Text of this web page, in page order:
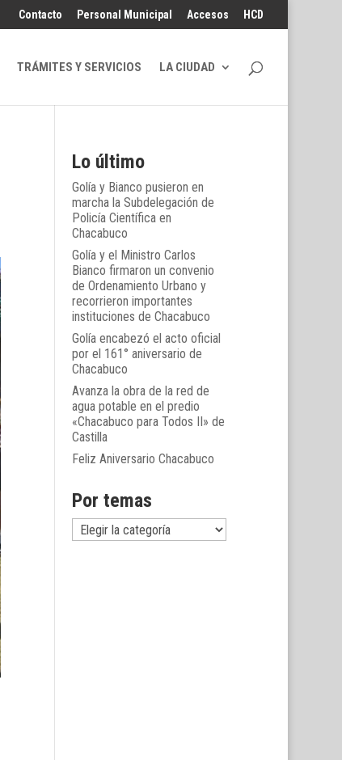
Contacto Personal Municipal Accesos HCD
TRÁMITES Y SERVICIOS LA CIUDAD
Lo último
Golía y Bianco pusieron en
marcha la Subdelegación de
Policía Científica en
Chacabuco
Golía y el Ministro Carlos
Bianco firmaron un convenio
de Ordenamiento Urbano y
recorrieron importantes
instituciones de Chacabuco
Golía encabezó el acto oficial
por el 161° aniversario de
Chacabuco
Avanza la obra de la red de
agua potable en el predio
«Chacabuco para Todos II» de
Castilla
Feliz Aniversario Chacabuco
Por temas
Por
temas